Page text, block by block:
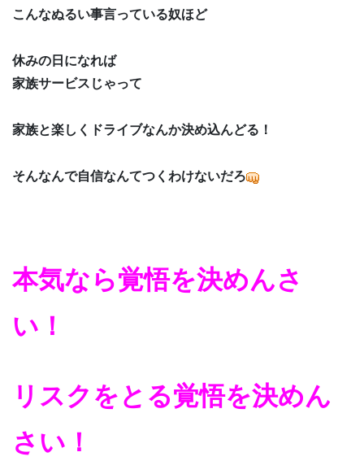
こんなぬるい事言っている奴ほど
休みの日になれば
家族サービスじゃって
家族と楽しくドライブなんか決め込んどる！
そんなんで自信なんてつくわけないだろ
本気なら覚悟を決めんさ
い！
リスクをとる覚悟を決めん
さい！